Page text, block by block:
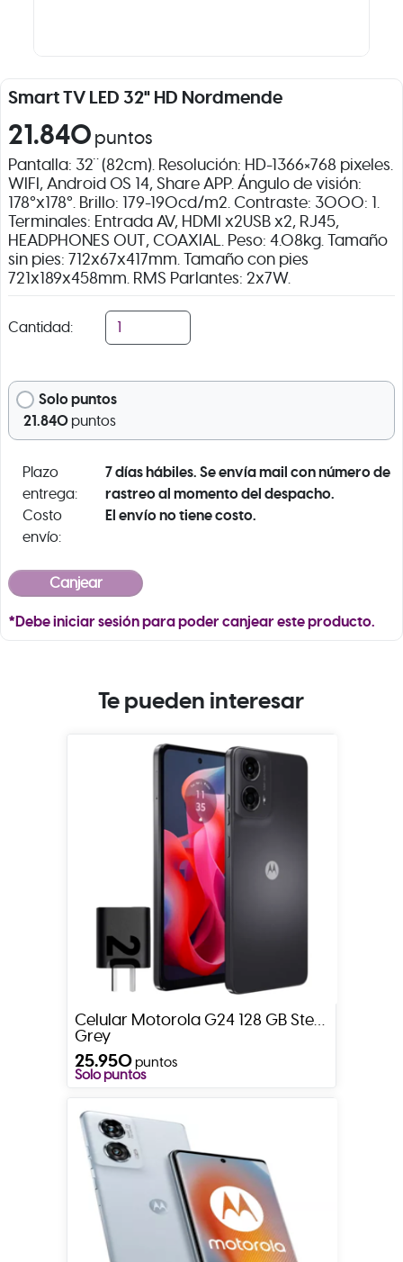
Smart TV LED 32" HD Nordmende
21.840 puntos
Pantalla: 32¨ (82cm). Resolución: HD-1366×768 pixeles.
WIFI, Android OS 14, Share APP. Ángulo de visión:
178°x178°. Brillo: 179-190cd/m2. Contraste: 3000: 1.
Terminales: Entrada AV, HDMI x2USB x2, RJ45,
HEADPHONES OUT, COAXIAL. Peso: 4.08kg. Tamaño
sin pies: 712x67x417mm. Tamaño con pies
721x189x458mm. RMS Parlantes: 2x7W.
Cantidad:
Solo puntos
21.840 puntos
Plazo
entrega:
7 días hábiles. Se envía mail con número de
rastreo al momento del despacho.
Costo
envío:
El envío no tiene costo.
*Debe iniciar sesión para poder canjear este producto.
Te pueden interesar
Celular Motorola G24 128 GB Steel
Grey
25.950puntos
Solo puntos